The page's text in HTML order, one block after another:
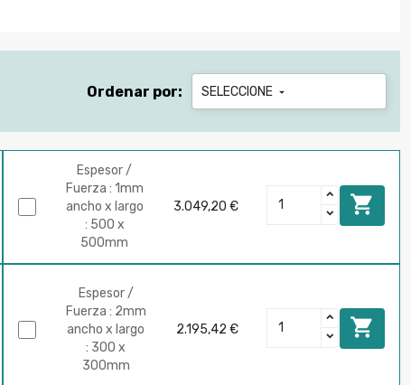
Ordenar por: SELECCIONE 
Espesor /
Fuerza : 1mm
ancho x largo
: 500 x
500mm
3.049,20 € 
Espesor /
Fuerza : 2mm
ancho x largo
: 300 x
300mm
2.195,42 € 